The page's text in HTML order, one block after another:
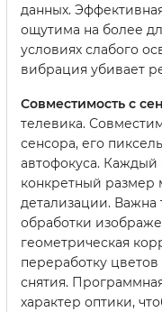
данных.
ощутима на более
условиях слабого
вибрация убивает
Совместимость с
телевика.
сенсора, его
автофокуса. Каждый
конкретный размер
детализации. Важна
обработки
геометрическая
переработку
снятия.
характер оптики,